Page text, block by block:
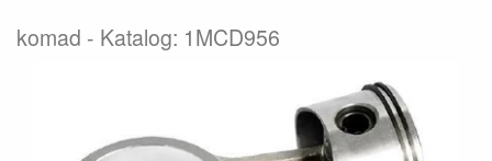
komad Katalog: 1MCD956